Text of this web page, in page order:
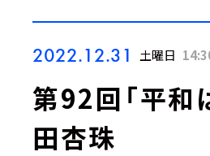
2022.12.31 土曜日
第92回「平
田杏珠